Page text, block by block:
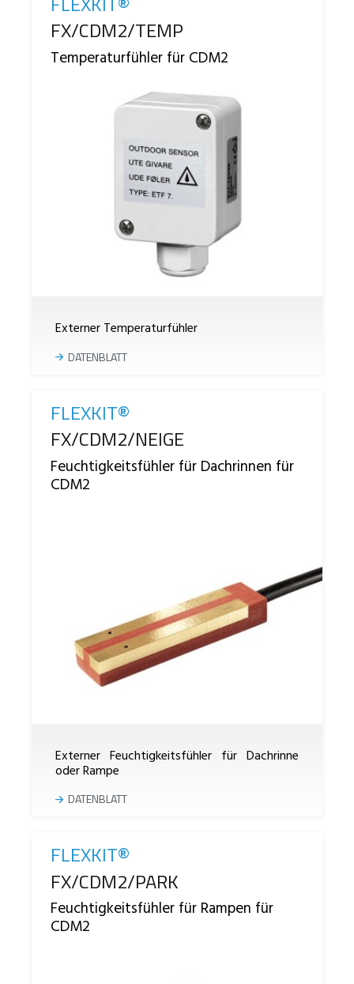
Reference
FX/CDM2/TEMP
Temperaturfühler für CDM2
Externer Temperaturfühler
DATENBLATT
FLEXKIT®
Reference
FX/CDM2/NEIGE
Feuchtigkeitsfühler für Dachrinnen für
CDM2
Externer Feuchtigkeitsfühler für Dachrinne
oder Rampe
DATENBLATT
FLEXKIT®
Reference
FX/CDM2/PARK
Feuchtigkeitsfühler für Rampen für
CDM2